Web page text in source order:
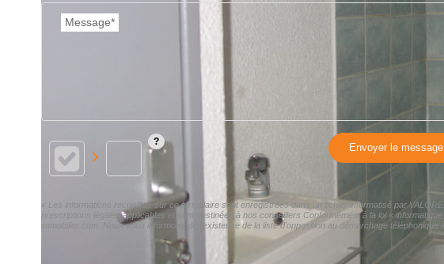
Message*
Envoyer le message
« Les informations recueillies sur ce formulaire sont enregistrées dans un fichier informatisé par
prescriptions légales applicables et sont destinées à nos conseillers Conformément à la loi «
immobilier.com. Nous vous informons de l'existence de la liste d'opposition au démarchage